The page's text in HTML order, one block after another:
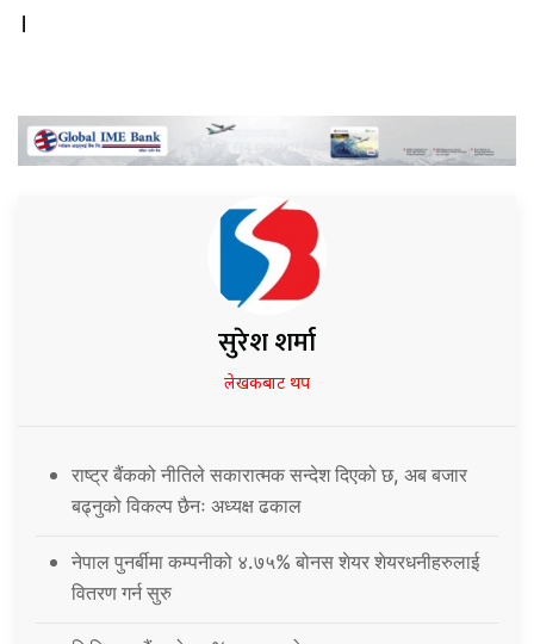
।
सुरेश शर्मा
लेखकबाट थप
राष्ट्र बैंकको नीतिले सकारात्मक सन्देश दिएको छ, अब बजार
बढ्नुको विकल्प छैनः अध्यक्ष ढकाल
नेपाल पुनर्बीमा कम्पनीको ४.७५% बोनस शेयर शेयरधनीहरुलाई
वितरण गर्न सुरु